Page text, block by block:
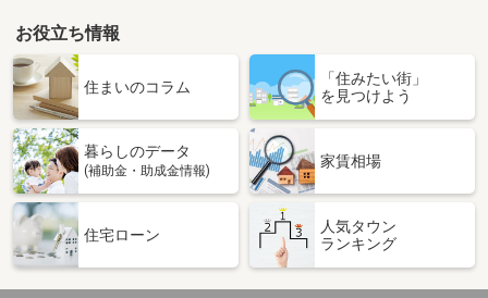
お役立ち情報
住まいのコラム
「住みたい街」
を見つけよう
暮らしのデータ
(補助金・助成金情報)
家賃相場
住宅ローン
人気タウン
ランキング